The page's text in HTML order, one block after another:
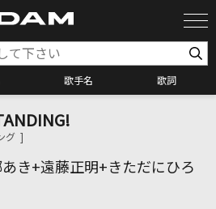
歌手名 歌詞
ラオケ検索
グ ]
き+遠藤正明+きただにひろ